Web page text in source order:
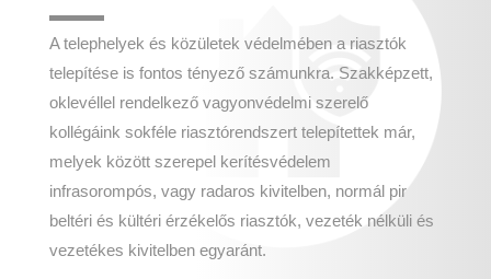
A telephelyek és közületek védelmében a riasztók
telepítése is fontos tényező számunkra. Szakképzett,
oklevéllel rendelkező vagyonvédelmi szerelő
kollégáink sokféle riasztórendszert telepítettek már,
melyek között szerepel kerítésvédelem
infrasorompós, vagy radaros kivitelben, normál pir
beltéri és kültéri érzékelős riasztók, vezeték nélküli és
vezetékes kivitelben egyaránt.